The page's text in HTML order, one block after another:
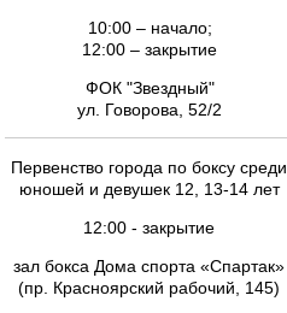
10:00 – начало;
12:00 – закрытие
ФОК "Звездный"
ул. Говорова, 52/2
Первенство города по боксу среди
юношей и девушек 12, 13-14 лет
12:00 - закрытие
зал бокса Дома спорта «Спартак»
(пр. Красноярский рабочий, 145)